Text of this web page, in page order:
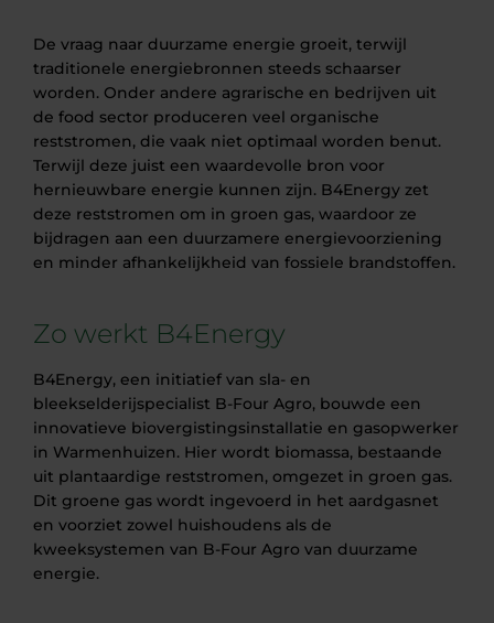
De vraag naar duurzame energie groeit, terwijl
traditionele energiebronnen steeds schaarser
worden. Onder andere agrarische en bedrijven uit
de food sector produceren veel organische
reststromen, die vaak niet optimaal worden benut.
Terwijl deze juist een waardevolle bron voor
hernieuwbare energie kunnen zijn. B4Energy zet
deze reststromen om in groen gas, waardoor ze
bijdragen aan een duurzamere energievoorziening
en minder afhankelijkheid van fossiele brandstoffen.
Zo werkt B4Energy
B4Energy, een initiatief van sla- en
bleekselderijspecialist B-Four Agro, bouwde een
innovatieve biovergistingsinstallatie en gasopwerker
in Warmenhuizen. Hier wordt biomassa, bestaande
uit plantaardige reststromen, omgezet in groen gas.
Dit groene gas wordt ingevoerd in het aardgasnet
en voorziet zowel huishoudens als de
kweeksystemen van B-Four Agro van duurzame
energie.